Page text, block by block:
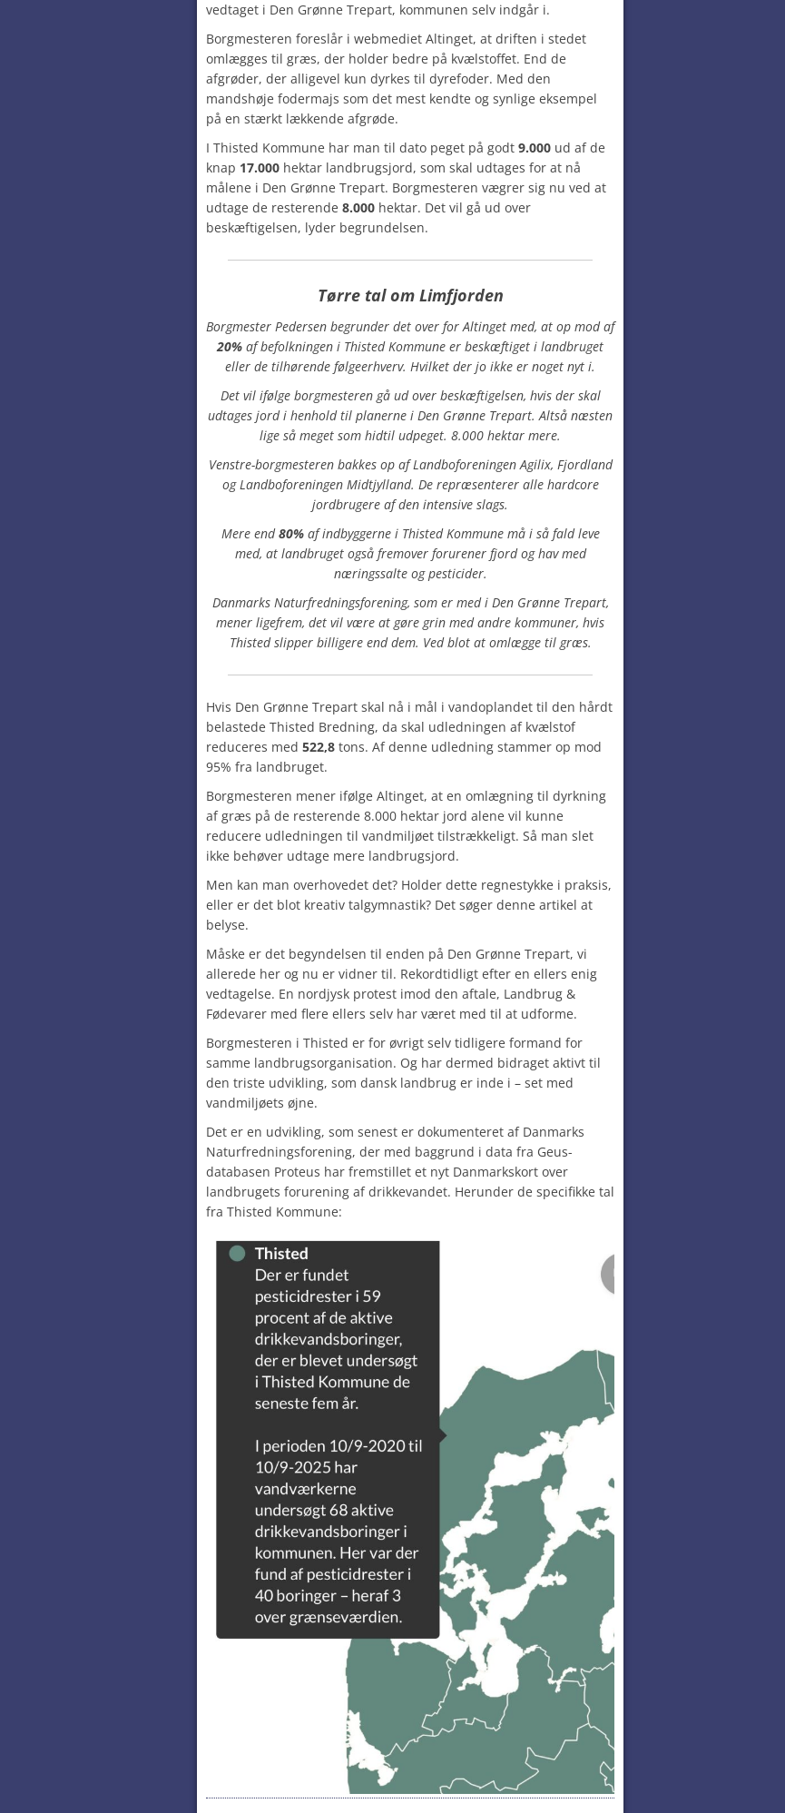
vedtaget i Den Grønne Trepart, kommunen selv indgår i.
Borgmesteren foreslår i webmediet Altinget, at driften i stedet
omlægges til græs, der holder bedre på kvælstoffet. End de
afgrøder, der alligevel kun dyrkes til dyrefoder. Med den
mandshøje fodermajs som det mest kendte og synlige eksempel
på en stærkt lækkende afgrøde.
I Thisted Kommune har man til dato peget på godt 9.000 ud af de
knap 17.000 hektar landbrugsjord, som skal udtages for at nå
målene i Den Grønne Trepart. Borgmesteren vægrer sig nu ved at
udtage de resterende 8.000 hektar. Det vil gå ud over
beskæftigelsen, lyder begrundelsen.
Tørre tal om Limfjorden
Borgmester Pedersen begrunder det over for Altinget med, at op mod af
20% af befolkningen i Thisted Kommune er beskæftiget i landbruget
eller de tilhørende følgeerhverv. Hvilket der jo ikke er noget nyt i.
Det vil ifølge borgmesteren gå ud over beskæftigelsen, hvis der skal
udtages jord i henhold til planerne i Den Grønne Trepart. Altså næsten
lige så meget som hidtil udpeget. 8.000 hektar mere.
Venstre-borgmesteren bakkes op af Landboforeningen Agilix, Fjordland
og Landboforeningen Midtjylland. De repræsenterer alle hardcore
jordbrugere af den intensive slags.
Mere end80%af indbyggerne i Thisted Kommune må i så fald leve
med, at landbruget også fremover forurener fjord og hav med
næringssalte og pesticider.
Danmarks Naturfredningsforening, som er med i Den Grønne Trepart,
mener ligefrem, det vil være at gøre grin med andre kommuner, hvis
Thisted slipper billigere end dem. Ved blot at omlægge til græs.
Hvis Den Grønne Trepart skal nå i mål i vandoplandet til den hårdt
belastede Thisted Bredning, da skal udledningen af kvælstof
reduceres med 522,8 tons. Af denne udledning stammer op mod
95% fra landbruget.
Borgmesteren mener ifølge Altinget, at en omlægning til dyrkning
af græs på de resterende 8.000 hektar jord alene vil kunne
reducere udledningen til vandmiljøet tilstrækkeligt. Så man slet
ikke behøver udtage mere landbrugsjord.
Men kan man overhovedet det? Holder dette regnestykke i praksis,
eller er det blot kreativ talgymnastik? Det søger denne artikel at
belyse.
Måske er det begyndelsen til enden på Den Grønne Trepart, vi
allerede her og nu er vidner til. Rekordtidligt efter en ellers enig
vedtagelse. En nordjysk protest imod den aftale, Landbrug &
Fødevarer med flere ellers selv har været med til at udforme.
Borgmesteren i Thisted er for øvrigt selv tidligere formand for
samme landbrugsorganisation. Og har dermed bidraget aktivt til
den triste udvikling, som dansk landbrug er inde i – set med
vandmiljøets øjne.
Det er en udvikling, som senest er dokumenteret af Danmarks
Naturfredningsforening, der med baggrund i data fra Geus-
databasen Proteus har fremstillet et nyt Danmarkskort over
landbrugets forurening af drikkevandet. Herunder de specifikke tal
fra Thisted Kommune: